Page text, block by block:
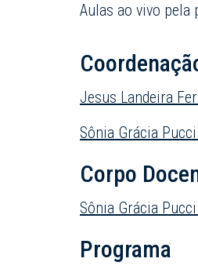
Aulas ao vivo pela
Jesus Landeira
Sônia Grácia
Corpo
Sônia Grácia
Programa